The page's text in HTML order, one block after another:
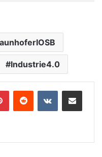
Industrie4.0